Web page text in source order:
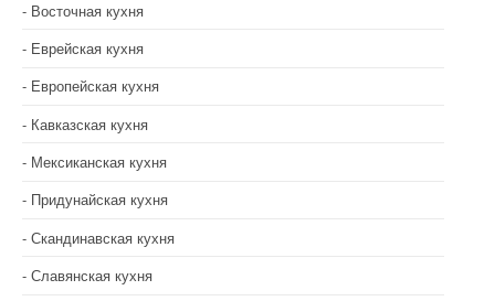
Восточная кухня
Еврейская кухня
Европейская кухня
Кавказская кухня
Мексиканская кухня
Придунайская кухня
Скандинавская кухня
Славянская кухня